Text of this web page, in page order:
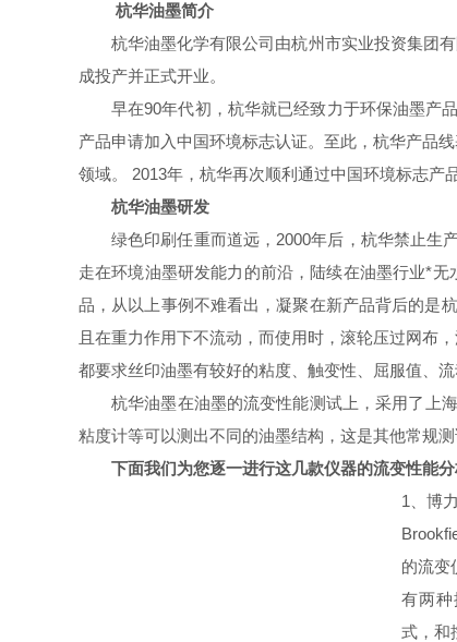
杭华油墨简介
杭华油墨化学有限公司由杭州市实业投资集团
成投产并正式开业。
早在90年代初，杭华就已经致力于环保油墨产
产品申请加入中国环境标志认证。至此，杭华产品
领域。
2013年，杭华再次顺利通过中国环境标志产
杭华油墨研发
绿色印刷任重而道远， 2000年后，杭华禁止生
走在环境油墨研发能力的前沿，陆续在油墨行业*无
品，从以上事例不难看出，凝聚在新产品背后的是
且在重力作用下不流动，而使用时，滚轮压过网布
都要求丝印油墨有较好的粘度、触变性、屈服值、流
杭华油墨在油墨的流变性能测试上，采用了上
粘度计等可以测出不同的油墨结构，这是其他常规测
下面我们为您逐一进行这几款仪器的流变性能
1
、博
的流变
有两
式，和